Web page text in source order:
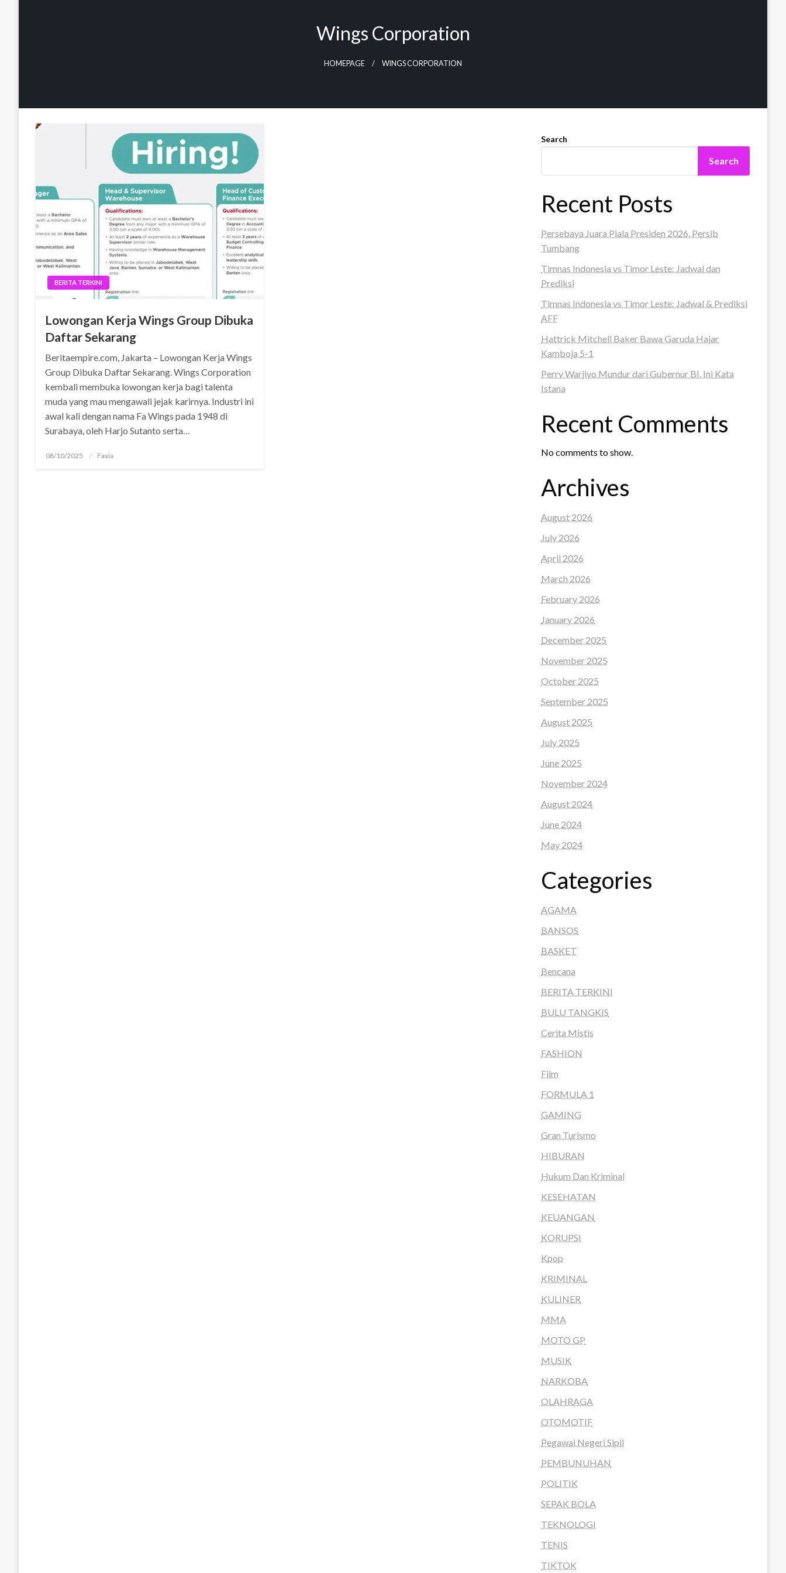
Wings Corporation
HOMEPAGE WINGS CORPORATION
BERITA TERKINI
Lowongan Kerja Wings Group Dibuka
Daftar Sekarang
Beritaempire.com, Jakarta – Lowongan Kerja Wings
Group Dibuka Daftar Sekarang. Wings Corporation
kembali membuka lowongan kerja bagi talenta
muda yang mau mengawali jejak karirnya. Industri ini
awal kali dengan nama Fa Wings pada 1948 di
Surabaya, oleh Harjo Sutanto serta…
Posted
08/10/2025 Faxia
Search
Search
Recent Posts
Persebaya Juara Piala Presiden 2026, Persib
Tumbang
Timnas Indonesia vs Timor Leste: Jadwal dan
Prediksi
Timnas Indonesia vs Timor Leste: Jadwal & Prediksi
AFF
Hattrick Mitchell Baker Bawa Garuda Hajar
Kamboja 5-1
Perry Warjiyo Mundur dari Gubernur BI, Ini Kata
Istana
Recent Comments
No comments to show.
Archives
August 2026
July 2026
April 2026
March 2026
February 2026
January 2026
December 2025
November 2025
October 2025
September 2025
August 2025
July 2025
June 2025
November 2024
August 2024
June 2024
May 2024
Categories
AGAMA
BANSOS
BASKET
Bencana
BERITA TERKINI
BULU TANGKIS
Cerita Mistis
FASHION
Film
FORMULA 1
GAMING
Gran Turismo
HIBURAN
Hukum Dan Kriminal
KESEHATAN
KEUANGAN
KORUPSI
Kpop
KRIMINAL
KULINER
MMA
MOTO GP
MUSIK
NARKOBA
OLAHRAGA
OTOMOTIF
Pegawai Negeri Sipil
PEMBUNUHAN
POLITIK
SEPAK BOLA
TEKNOLOGI
TENIS
TIKTOK